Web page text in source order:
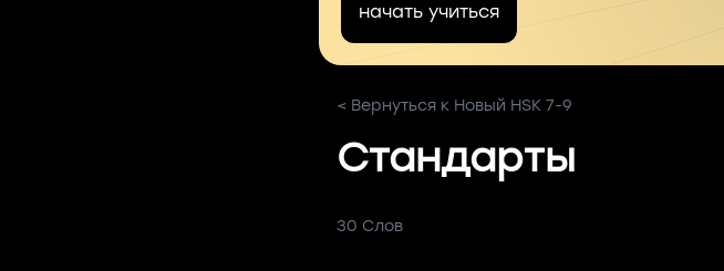
начать учиться
< Вернуться к Новый HSK 7-9
Стандарты
30 Слов